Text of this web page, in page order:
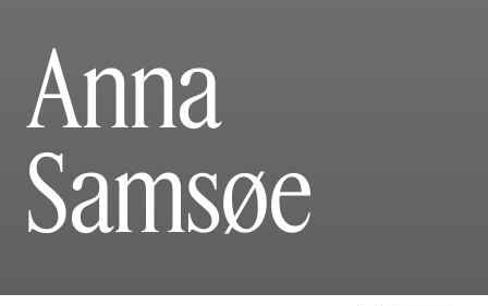
Anna
Samsøe